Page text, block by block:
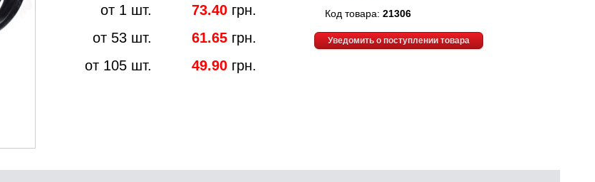
от 1 шт. 73.40 грн.
от 53 шт.
61.65 грн.
от 105 шт.
49.90 грн.
Код товара: 21306
Уведомить о поступлении товара